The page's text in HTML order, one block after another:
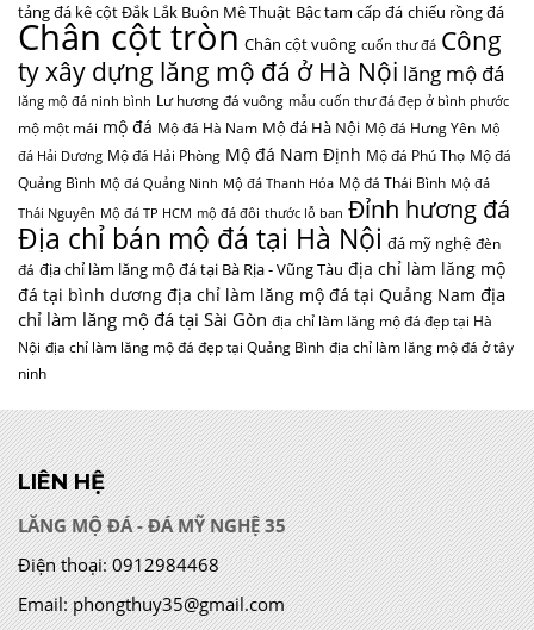
tảng đá kê cột Đắk Lắk Buôn Mê Thuật Bậc tam cấp đá chiếu rồng đá
Chân cột tròn Chân cột vuông cuốn thư đá Công
ty xây dựng lăng mộ đá ở Hà Nội lăng mộ đá
lăng mộ đá ninh bình Lư hương đá vuông mẫu cuốn thư đá đẹp ở bình phước
mộ một mái mộ đá Mộ đá Hà Nam Mộ đá Hà Nội Mộ đá Hưng Yên Mộ
đá Hải Dương Mộ đá Hải Phòng Mộ đá Nam Định Mộ đá Phú Thọ Mộ đá
Quảng Bình Mộ đá Quảng Ninh Mộ đá Thanh Hóa Mộ đá Thái Bình Mộ đá
Thái Nguyên Mộ đá TP HCM mộ đá đôi thước lỗ ban Đỉnh hương đá
Địa chỉ bán mộ đá tại Hà Nội đá mỹ nghệ đèn
đá địa chỉ làm lăng mộ đá tại Bà Rịa - Vũng Tàu địa chỉ làm lăng mộ
đá tại bình dương địa chỉ làm lăng mộ đá tại Quảng Nam địa
chỉ làm lăng mộ đá tại Sài Gòn địa chỉ làm lăng mộ đá đẹp tại Hà
Nội địa chỉ làm lăng mộ đá đẹp tại Quảng Bình địa chỉ làm lăng mộ đá ở tây
ninh
LIÊN HỆ
LĂNG MỘ ĐÁ - ĐÁ MỸ NGHỆ 35
Điện thoại: 0912984468
Email: phongthuy35@gmail.com